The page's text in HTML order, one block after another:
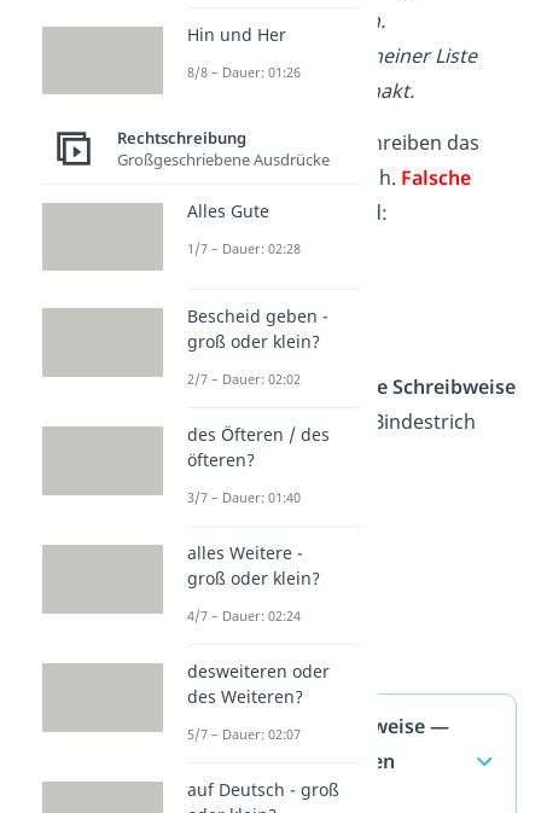
für heute erledigen.
auf meiner Liste
sind fast alle abgehakt.
Viele Menschen schreiben das
Wort „To-dos“ falsch. Falsche
Schreibweisen
sind:
✗„Todos“
Merke:Die
korrekte Schreibweise
ist also immer mit Bindestrich
und kleinem „d“.
To-dos Schreibweise —
häufigste Fragen
(ausklappen)
Hin und Her
8/8 – Dauer: 01:26
Rechtschreibung
Großgeschriebene Ausdrücke
Alles Gute
1/7 – Dauer: 02:28
Bescheid geben -
groß oder klein?
2/7 – Dauer: 02:02
des Öfteren / des
öfteren?
3/7 – Dauer: 01:40
alles Weitere -
groß oder klein?
4/7 – Dauer: 02:24
desweiteren oder
des Weiteren?
5/7 – Dauer: 02:07
auf Deutsch - groß